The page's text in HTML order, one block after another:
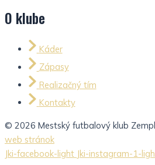
O klube
Káder
Zápasy
Realizačný tím
Kontakty
© 2026 Mestský futbalový klub
web stránok
Jki-facebook-light Jki-instagram-1-